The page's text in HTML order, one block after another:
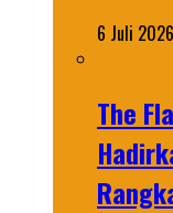
6 Juli 2026
The